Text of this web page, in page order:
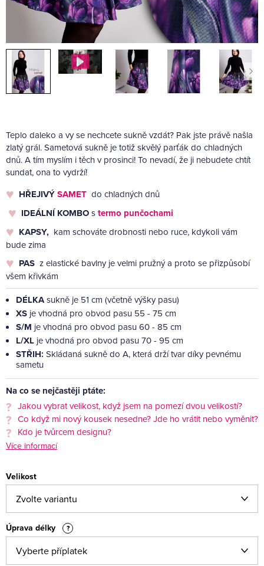
Teplo daleko a vy se nechcete sukně vzdát? Pak jste právě našla
zlatý grál. Sametová sukně je totiž skvělý parťák do chladných
dnů. A tím myslím i těch v prosinci! To nevadí, že ji nebudete chtít
sundat, ona to vydrží!
HŘEJIVÝSAMET do chladných dnů
IDEÁLNÍ KOMBOstermo punčochami
KAPSY, kam schováte drobnosti nebo ruce, kdykoli vám
bude zima
PAS z elastické bavlny je velmi pružný a proto se přizpůsobí
všem křivkám
DÉLKAsukně je 51 cm (včetně výšky pasu)
XSje vhodná pro obvod pasu 55 - 75 cm
S/M je vhodná pro obvod pasu 60 - 85 cm
L/XLje vhodná pro obvod pasu 70 - 95 cm
STŘIH: Skládaná sukně do A, která drží tvar díky pevnému
sametu
Na co se nejčastěji ptáte:
Jakou vybrat velikost, když jsem na pomezí dvou velikostí?
Co když mi nový kousek nesedne? Jde ho vrátit nebo vyměnit?
Kdo je tvůrcem designu?
Více informací
Velikost
Úprava délky ?